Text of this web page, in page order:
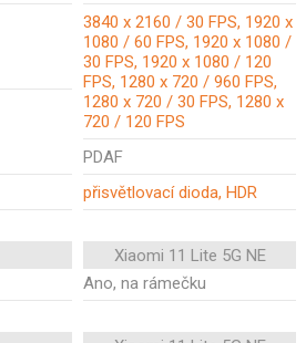
3840 x 2160 / 30 FPS, 1920 x
1080 / 60 FPS, 1920 x 1080 /
30 FPS, 1920 x 1080 / 120
FPS, 1280 x 720 / 960 FPS,
1280 x 720 / 30 FPS, 1280 x
720 / 120 FPS
PDAF
přisvětlovací dioda, HDR
Xiaomi 11 Lite 5G NE
Ano, na rámečku